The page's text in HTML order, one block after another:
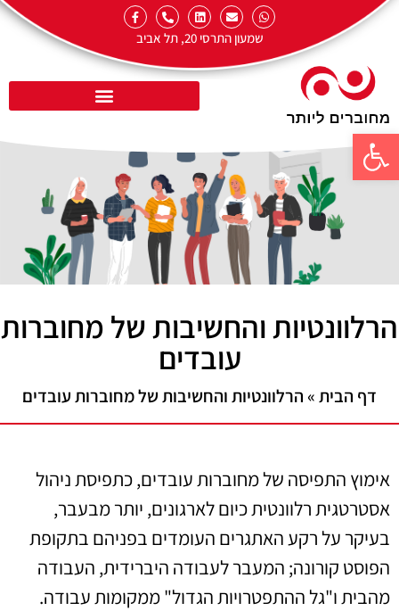
פתח סרגל נגישות
שמעון התרסי 20, תל אביב
הרלוונטיות והחשיבות של מחוברות
עובדים
דף הבית» הרלוונטיות והחשיבות של מחוברות עובדים
אימוץ התפיסה של מחוברות עובדים, כתפיסת ניהול
אסטרטגית רלוונטית כיום לארגונים, יותר מבעבר,
בעיקר על רקע האתגרים העומדים בפניהם בתקופת
הפוסט קורונה; המעבר לעבודה היברידית, העבודה
מהבית ו"גל ההתפטרויות הגדול" ממקומות עבודה.